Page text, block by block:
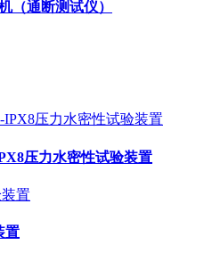
（通断测试仪）
压力水密性试验装置
置